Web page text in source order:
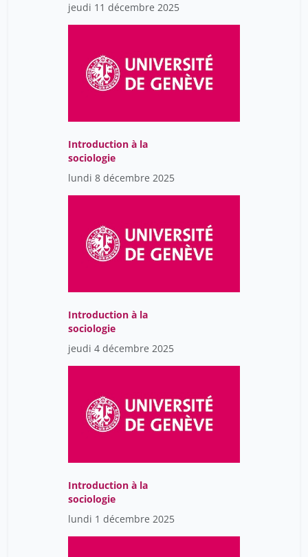
jeudi 11 décembre 2025
Introduction à la
sociologie
lundi 8 décembre 2025
Introduction à la
sociologie
jeudi 4 décembre 2025
Introduction à la
sociologie
lundi 1 décembre 2025